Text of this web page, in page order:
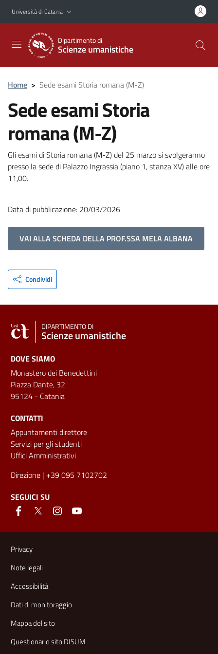
Vai al contenuto principale
Vai al menu di navigazione
Università di Catania
Dipartimento di
Scienze umanistiche
Home > Sede esami Storia romana (M-Z)
Sede esami Storia
romana (M-Z)
Gli esami di Storia romana (M-Z) del 25 marzo si svolgeranno
presso la sede di Palazzo Ingrassia (piano 1, stanza XV) alle ore
11,00.
Data di pubblicazione: 20/03/2026
VAI ALLA SCHEDA DELLA PROF.SSA MELA ALBANA
Condividi
DIPARTIMENTO DI
Scienze umanistiche
DOVE SIAMO
Monastero dei Benedettini
Piazza Dante, 32
95124 - Catania
CONTATTI
Appuntamenti direttore
Servizi per gli studenti
Uffici Amministrativi
Direzione | +39 095 7102702
SEGUICI SU
Link e informazioni utili
Privacy
Note legali
Accessibilità
Dati di monitoraggio
Mappa del sito
Questionario sito DISUM